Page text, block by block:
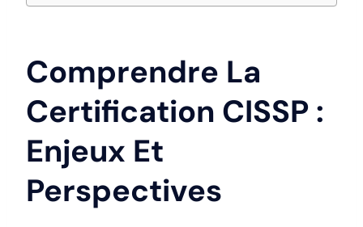
Comprendre La
Certification CISSP :
Enjeux Et
Perspectives